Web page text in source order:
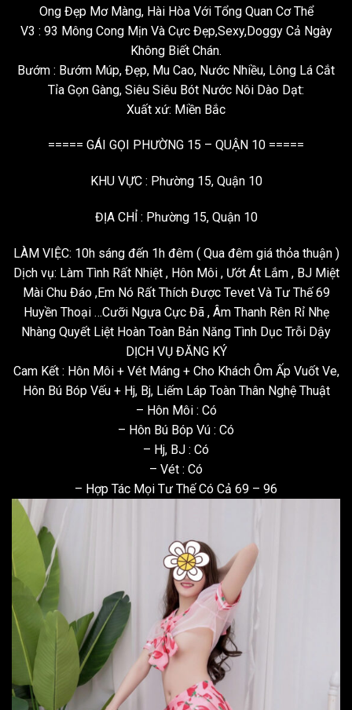
Ong Đẹp Mơ Màng, Hài Hòa Với Tổng Quan Cơ Thể
V3 : 93 Mông Cong Mịn Và Cực Đẹp,Sexy,Doggy Cả Ngày
Không Biết Chán.
Bướm : Bướm Múp, Đẹp, Mu Cao, Nước Nhiều, Lông Lá Cắt
Tỉa Gọn Gàng, Siêu Siêu Bót Nước Nôi Dào Dạt:
Xuất xứ: Miền Bắc
===== GÁI GỌI PHƯỜNG 15 – QUẬN 10 =====
KHU VỰC : Phường 15, Quận 10
ĐỊA CHỈ : Phường 15, Quận 10
LÀM VIỆC: 10h sáng đến 1h đêm ( Qua đêm giá thỏa thuận )
Dịch vụ: Làm Tình Rất Nhiệt , Hôn Môi , Ướt Át Lắm , BJ Miệt
Mài Chu Đáo ,Em Nó Rất Thích Được Tevet Và Tư Thế 69
Huyền Thoại …Cưỡi Ngựa Cực Đã , Âm Thanh Rên Rỉ Nhẹ
Nhàng Quyết Liệt Hoàn Toàn Bản Năng Tình Dục Trỗi Dậy
DỊCH VỤ ĐĂNG KÝ
Cam Kết : Hôn Môi + Vét Máng + Cho Khách Ôm Ấp Vuốt Ve,
Hôn Bú Bóp Vếu + Hj, Bj, Liếm Láp Toàn Thân Nghệ Thuật
– Hôn Môi : Có
– Hôn Bú Bóp Vú : Có
– Hj, BJ : Có
– Vét : Có
– Hợp Tác Mọi Tư Thế Có Cả 69 – 96